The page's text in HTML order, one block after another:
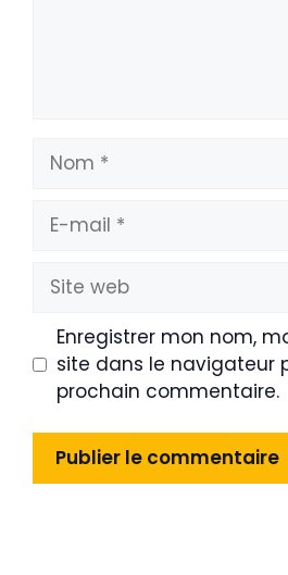
Nom
mail
Site
web
Enregistrer mon nom,
site dans le navigateur
prochain commentaire.